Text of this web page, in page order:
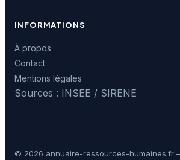
INFORMATIONS
À propos
Contact
Mentions légales
Sources : INSEE / SIRENE
© 2026 annuaire-ressources-humaines.fr